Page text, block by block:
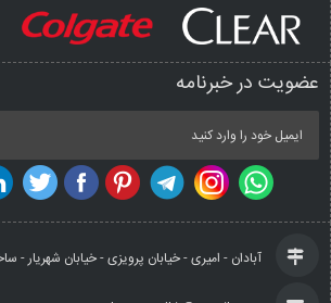
عضویت در خبرنامه
آبادان - امیری - خیابان پرویزی - خیابان شهریار -